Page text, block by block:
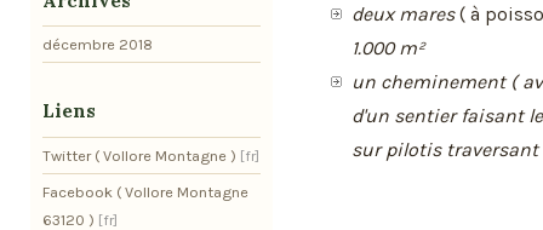
deux mares( à
1.000 m²
un cheminement (
d'un sentier faisant
sur pilotis traversant
décembre 2018
Liens
Twitter ( Vollore Montagne )
Facebook ( Vollore Montagne
63120 )